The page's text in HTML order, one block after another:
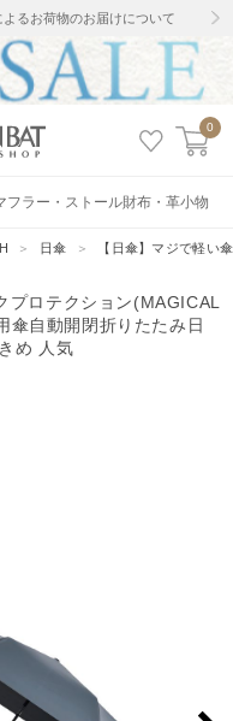
るお荷物のお届けについて
0
フラー・ストール財布・革小物
＞ 日傘 ＞ 【日傘】マジで軽い
プロテクション(MAGICAL
自動開閉折りたたみ日
め 人気